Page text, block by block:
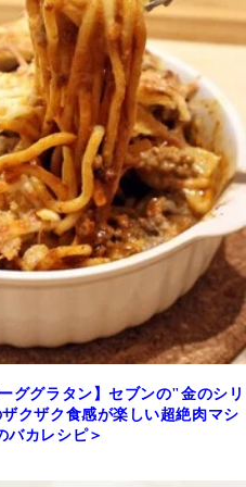
ググラタン】セブンの"金のシリ
クザク食感が楽しい超絶肉マシ
バカレシピ＞